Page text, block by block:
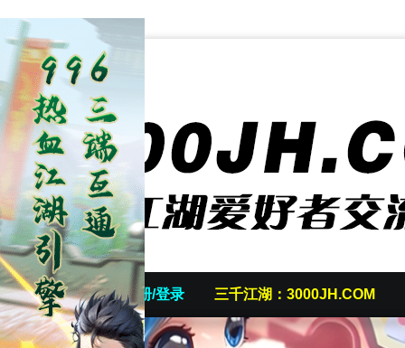
首页 发帖/注册/登录 三千江湖：3000JH.COM